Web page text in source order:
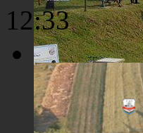
Плажа "Топољар" -
12:33